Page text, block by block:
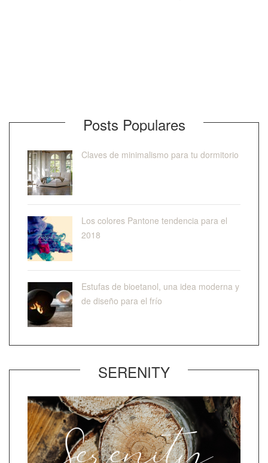
Posts Populares
Claves de minimalismo para tu dormitorio
Los colores Pantone tendencia para el
2018
Estufas de bioetanol, una idea moderna y
de diseño para el frío
SERENITY